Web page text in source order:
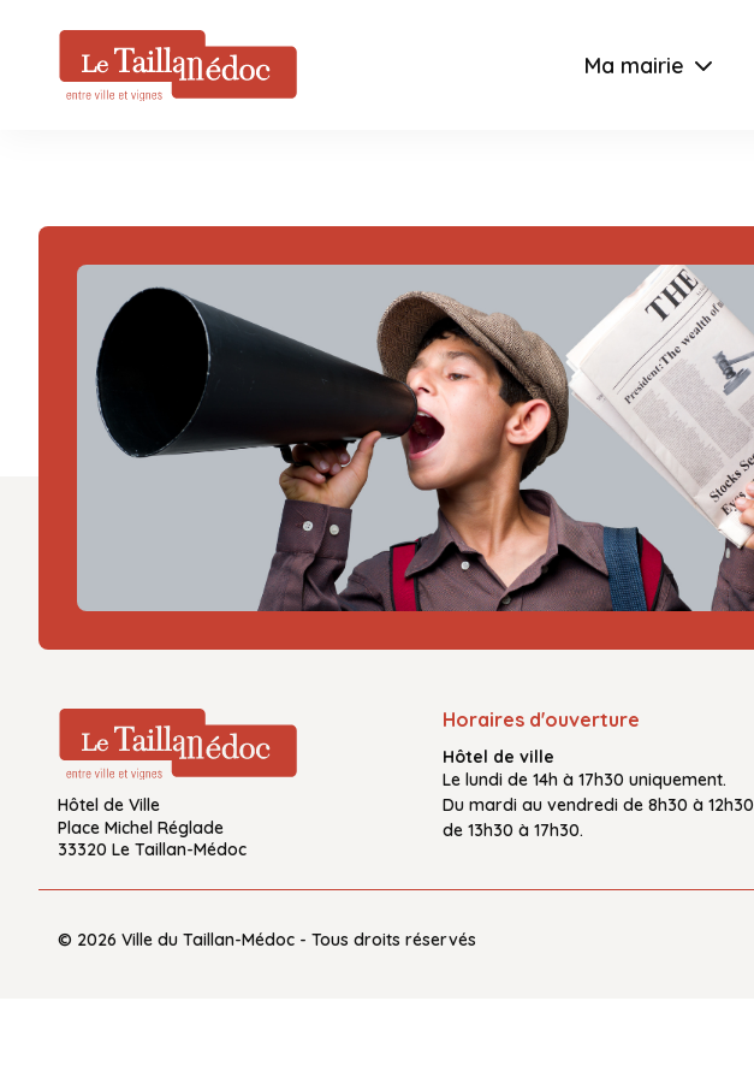
Ma mairie
Hôtel de Ville
Place Michel Réglade
33320 Le Taillan-Médoc
Horaires d'ouverture
Hôtel de ville
Le lundi de 14h à 17h30 uniquement.
Du mardi au vendredi de 8h30 à 12h30
de 13h30 à 17h30.
© 2026 Ville du Taillan-Médoc - Tous droits réservés